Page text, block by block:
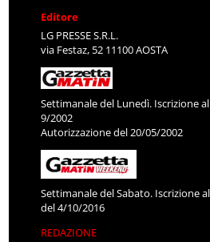
Editore
LG PRESSE S.R.L.
via Festaz, 52 11100 AOSTA
Settimanale del Lunedì. Iscrizione
9/2002
Autorizzazione del 20/05/2002
Settimanale del Sabato. Iscrizione
del 4/10/2016
REDAZIONE